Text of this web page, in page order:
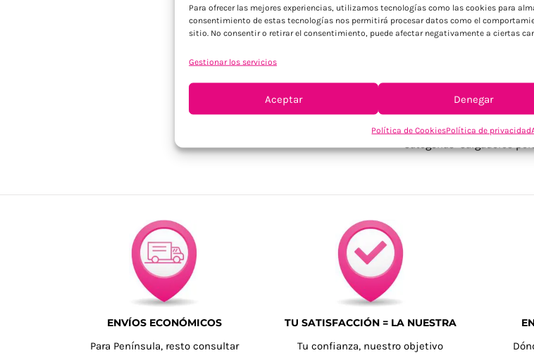
Para ofrecer las mejores experiencias, utilizamos tecnologías como las cookies para
consentimiento de estas tecnologías nos permitirá procesar datos como el
sitio. No consentir o retirar el consentimiento, puede afectar negativamente a ciertas
Gestionar los servicios
Aceptar Denegar
Política de CookiesPolítica de privacidad
Cargador
dispositivo al
9V/1,67A (15W).
SKU:MO2431-40
Categorías:Cargadores
ENVÍOS ECONÓMICOS
Para Península, resto consultar
TU SATISFACCIÓN = LA NUESTRA
Tu confianza, nuestro objetivo